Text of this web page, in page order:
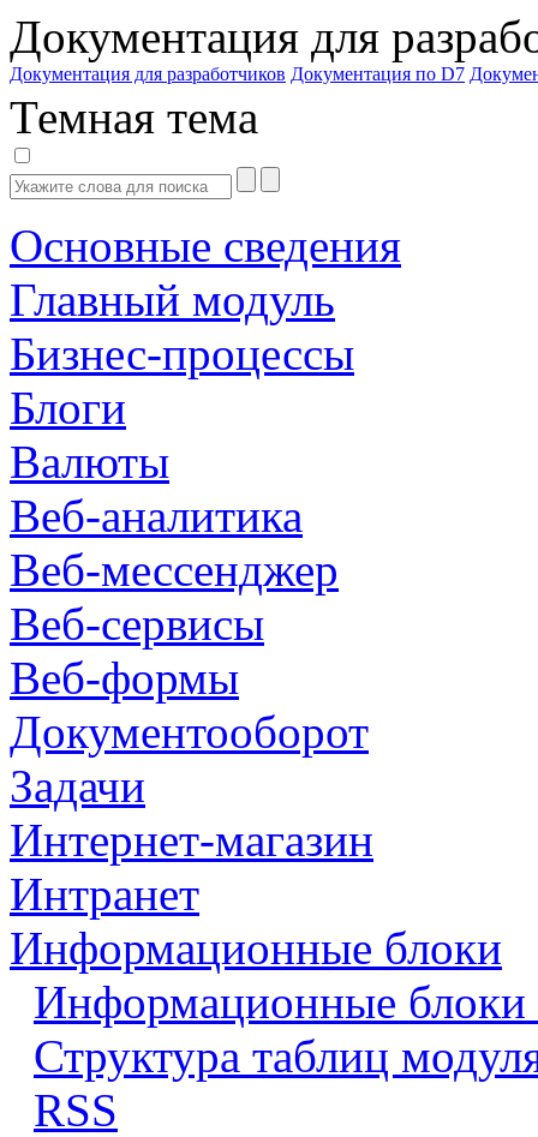
Документация для
Документация для разработчиков Документация по D7
Темная тема
Основные сведения
Главный модуль
Бизнес-процессы
Блоги
Валюты
Веб-аналитика
Веб-мессенджер
Веб-сервисы
Веб-формы
Документооборот
Задачи
Интернет-магазин
Интранет
Информационные блоки
Информационные блоки
Структура таблиц
RSS